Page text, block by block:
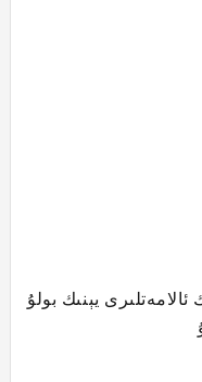
يېنىك بولۇ